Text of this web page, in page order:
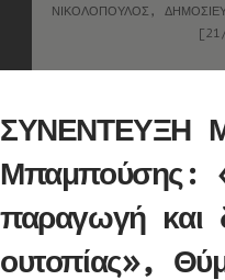
ΝΙΚΟΛΌΠΟΥΛΟΣ,
ΣΥΝΕΝΤΕΥΞΗ
Μπαμπούσης:
παραγωγή και
ουτοπίας»,